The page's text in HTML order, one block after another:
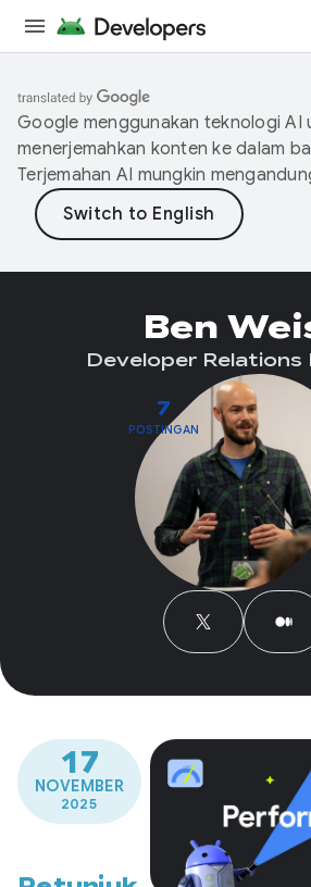
Google menggunakan teknologi AI
menerjemahkan konten ke dalam
Terjemahan AI mungkin
7
POSTINGAN
Ben
Developer Relations
17
NOVEMBER
2025